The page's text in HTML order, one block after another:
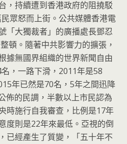
，持續遭到香港政府的阻撓駁
民眾怒而上街。公共媒體香港電
「大獨裁者」的廣播處長鄧忍
頓。 隨著中共影響力的擴張，
據無國界組織的世界新聞自由
，一路下滑，201 1年是58
年已然是70名， 5年之間迅降
佈的民調， 半數以上市民認為
時施行自我審查， 比例是17年
度則是22年來最低。亞視的倒
已經產生了質變，「五十年不